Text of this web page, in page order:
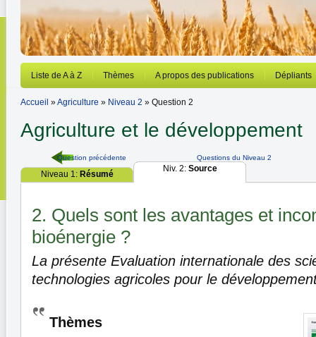
Liste de A à Z Thèmes A propos des publications Dépliants
Accueil »Agriculture » Niveau 2 » Question 2
Agriculture et le développement
Question précédente Questions du Niveau 2
Niveau 1: Résumé
Niv. 2: Source
2. Quels sont les avantages et
bioénergie ?
La présente Evaluation internationale des
technologies agricoles pour le
Thèmes